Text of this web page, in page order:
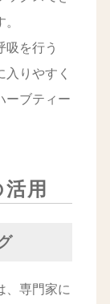
吸を行う
りやすく
ーブティー
用
、専門家に